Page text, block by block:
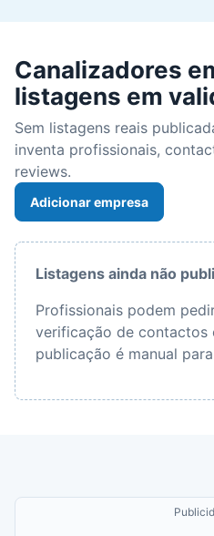
Canalizadores
listagens em
Sem listagens reais
inventa profissionais,
reviews.
Adicionar empresa
Listagens ainda não
Profissionais podem
verificação de contactos
publicação é manual